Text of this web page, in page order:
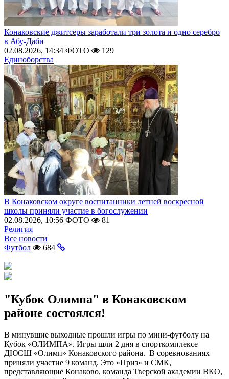
Конаковские джитсеры заработали три золота и одно серебро
в Абу-Даби
02.08.2026, 14:34 ФОТО
129
Единоборства
В Конаковском округе воспитанники летней воскресной
школы приняли участие в богослужении
02.08.2026, 10:56 ФОТО
81
Религия
Все новости
Футбол
684
"Кубок Олимпа" в Конаковском
районе состоялся!
В минувшие выходные прошли игры по мини-футболу на
Кубок «ОЛИМПА». Игры шли 2 дня в спорткомплексе
ДЮСШ «Олимп» Конаковского района. В соревнованиях
приняли участие 9 команд. Это «Приз» и СМК,
представляющие Конаково, команда Тверской академии ВКО,